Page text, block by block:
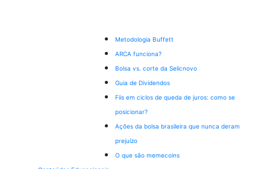
Metodologia Buffett
ARCA funciona?
Bolsa vs. corte da Selicnovo
Guia de Dividendos
Fiis em ciclos de queda de juros: como se
posicionar?
Ações da bolsa brasileira que nunca deram
prejuízo
O que são memecoins